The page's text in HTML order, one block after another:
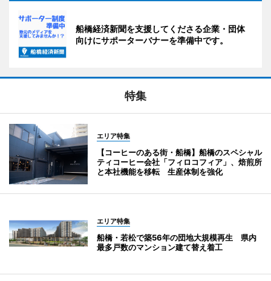
船橋経済新聞を支援してくださる企業・団体
向けにサポーターバナーを準備中です。
特集
エリア特集
【コーヒーのある街・船橋】船橋のスペシャル
ティコーヒー会社「フィロコフィア」、焙煎所
と本社機能を移転 生産体制を強化
エリア特集
船橋・若松で築56年の団地大規模再生 県内
最多戸数のマンション建て替え着工